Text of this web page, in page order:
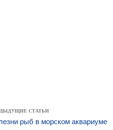
СТАТЬИ
рыб в морском аквариуме